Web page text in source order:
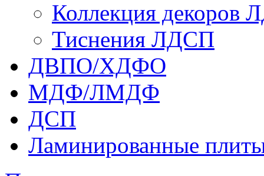
Коллекция декоров
Тиснения ЛДСП
ДВПО/ХДФО
МДФ/ЛМДФ
ДСП
Ламинированные